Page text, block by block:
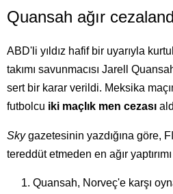
Quansah ağır
ABD'li yıldız hafif bir uyarıyla
takımı savunmacısı Jarell
sert bir karar verildi. Meksika
futbolcu iki maçlık men cezası
Skygazetesinin yazdığına göre,
tereddüt etmeden en ağır
Quansah, Norveç'e karşı